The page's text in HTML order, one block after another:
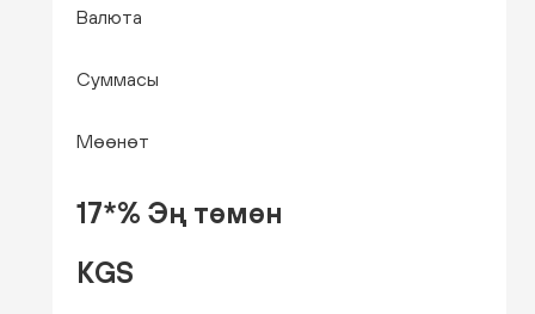
Валюта
Суммасы
Мөөнөт
17*% Эң төмөн
KGS